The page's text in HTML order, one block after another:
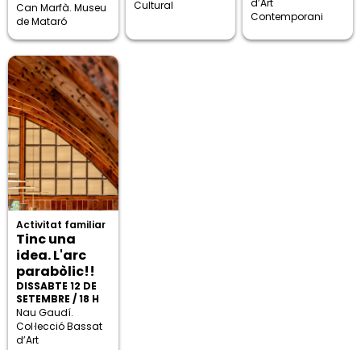
Can Marfà. Museu
de Mataró
Cultural
Contemporani
Activitat familiar
Tinc una
idea. L'arc
parabòlic!!
DISSABTE 12 DE
SETEMBRE / 18 H
Nau Gaudí.
Col·lecció Bassat
d’Art